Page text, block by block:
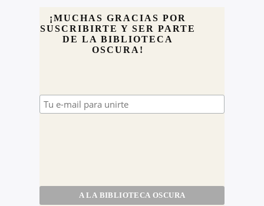
¡MUCHAS GRACIAS POR
SUSCRIBIRTE Y SER PARTE
DE LA BIBLIOTECA
OSCURA!